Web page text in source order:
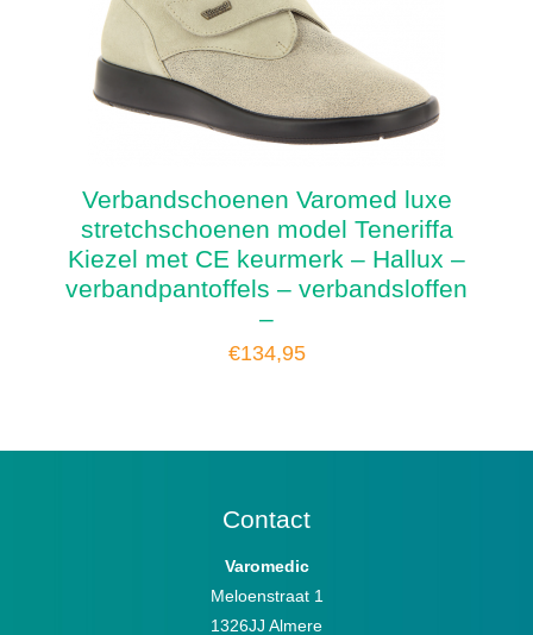
Verbandschoenen Varomed luxe
stretchschoenen model Teneriffa
Kiezel met CE keurmerk – Hallux –
verbandpantoffels – verbandsloffen
–
€134,95
Contact
Varomedic
Meloenstraat 1
1326JJ Almere